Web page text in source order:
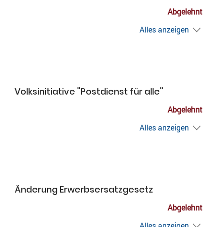
Abgelehnt
Alles anzeigen
Volksinitiative "Postdienst für alle"
Abgelehnt
Alles anzeigen
Änderung Erwerbsersatzgesetz
Abgelehnt